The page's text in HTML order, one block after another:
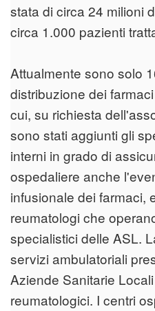
stata di circa 24 milioni
circa 1.000 pazienti
Attualmente sono solo
distribuzione dei
cui, su richiesta
sono stati aggiunti gli
interni in grado di
ospedaliere anche
infusionale dei farmaci,
reumatologi che
specialistici delle ASL.
servizi ambulatoriali
Aziende Sanitarie
reumatologici. I centri